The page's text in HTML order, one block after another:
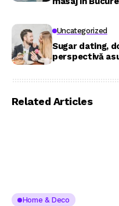
Uncategorized
Sugar dating,
perspectivă
Related Articles
Home & Deco